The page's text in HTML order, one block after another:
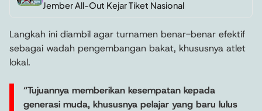
Jember All-Out Kejar Tiket Nasional
Langkah ini diambil agar turnamen benar-benar efektif
sebagai wadah pengembangan bakat, khususnya atlet
lokal.
“Tujuannya memberikan kesempatan kepada
generasi muda, khususnya pelajar yang baru lulus